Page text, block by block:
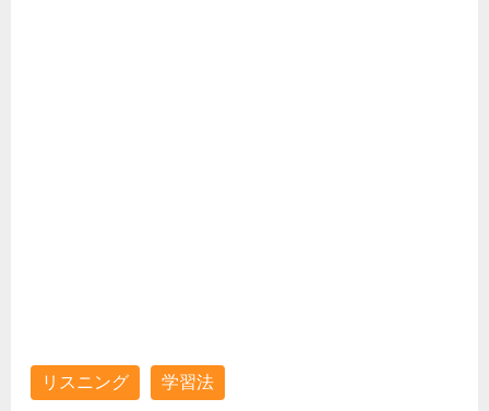
リスニング 学習法